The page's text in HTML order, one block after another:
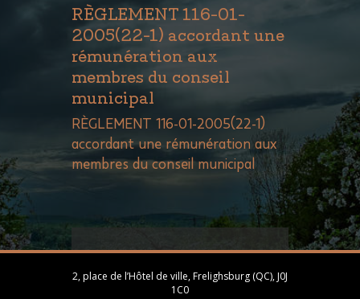
RÈGLEMENT 116-01-
2005(22-1) accordant une
rémunération aux
membres du conseil
municipal
RÈGLEMENT 116-01-2005(22-1)
accordant une rémunération aux
membres du conseil municipal
2, place de l’Hôtel de ville, Frelighsburg (QC), J0J
1C0